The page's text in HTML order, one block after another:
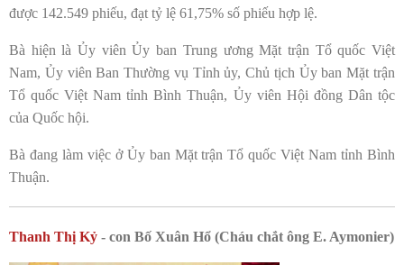
được 142.549 phiếu, đạt tỷ lệ 61,75% số phiếu hợp lệ.
Bà hiện là Ủy viên Ủy ban Trung ương Mặt trận Tổ quốc Việt
Nam, Ủy viên Ban Thường vụ Tỉnh ủy, Chủ tịch Ủy ban Mặt trận
Tổ quốc Việt Nam tỉnh Bình Thuận, Ủy viên Hội đồng Dân tộc
của Quốc hội.
Bà đang làm việc ở Ủy ban Mặt trận Tổ quốc Việt Nam tỉnh Bình
Thuận.
Thanh Thị Kỷ - con Bố Xuân Hổ (Cháu chắt ông E. Aymonier)